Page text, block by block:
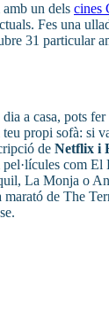
un dels cines
Fes una
31 particular
a casa, pots fer
teu propi sofà: si
de Netflix i
com El
La Monja o
marató de The